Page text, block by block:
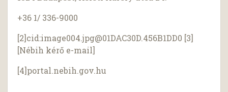
+36 1/ 336-9000
[2]cid:image004.jpg@01DAC30D.456B1DD0 [3]
[Nébih kérő e-mail]
[4]portal.nebih.gov.hu